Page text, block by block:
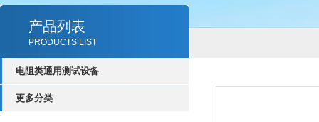
产品列表
PRODUCTS LIST
电阻类通用测试设备
更多分类